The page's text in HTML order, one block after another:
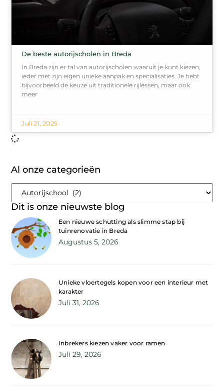
De beste autorijscholen in Breda
In Breda zijn er tal van autorijscholen waaruit je kunt kiezen,
ieder met zijn eigen unieke aanpak en specialisaties. Je hebt
bijvoorbeeld de keuze uit traditionele rijlessen, maar ook
meer
Juli 21, 2025
Al onze categorieën
Dit is onze nieuwste blog
Een nieuwe schutting als slimme stap bij
tuinrenovatie in Breda
Augustus 5, 2026
Unieke vloertegels kopen voor een interieur met
karakter
Juli 31, 2026
Inbrekers kiezen vaker voor ramen
Juli 29, 2026